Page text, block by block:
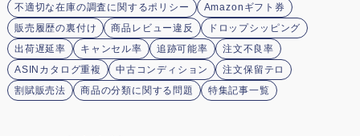
不適切な在庫の調査に関するポリシー
Amazonギフト券
販売履歴の裏付け
商品レビュー違反
ドロップシッピング
出荷遅延率
キャンセル率 追跡可能率
注文不良率
ASINカタログ重複
中古コンディション
注文保留テロ
割賦販売法
商品の分類に関する問題 特集記事一覧